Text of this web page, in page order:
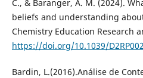
C., & Baranger, A. M. (2024).
beliefs and understanding
Chemistry Education Research
https://doi.org/10.1039/
Bardin, L.(2016).Análise de